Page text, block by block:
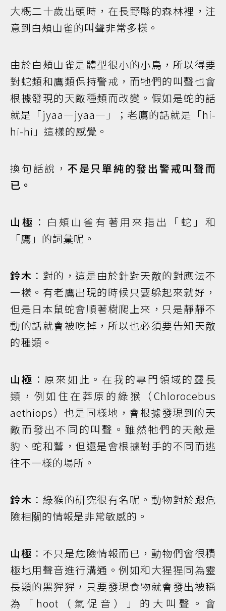
大概二十歲出頭時，在長野縣的森林裡，注
意到白頰山雀的叫聲非常多樣。
由於白頰山雀是體型很小的小鳥，所以得要
對蛇類和鷹類保持警戒，而牠們的叫聲也會
根據發現的天敵種類而改變。假如是蛇的話
就是「jyaa—jyaa—」；老鷹的話就是「hi-
hi-hi」這樣的感覺。
換句話說， 不是只單純的發出警戒叫聲而
已。
山極 ：白頰山雀有著用來指出「蛇」和
「鷹」的詞彙呢。
鈴木 ：對的，這是由於針對天敵的對應法不
一樣。有老鷹出現的時候只要躲起來就好，
但是日本鼠蛇會順著樹爬上來，只是靜靜不
動的話就會被吃掉，所以也必須要告知天敵
的種類。
山極 ：原來如此。在我的專門領域的靈長
類，例如住在莽原的綠猴（Chlorocebus
aethiops）也是同樣地，會根據發現到的天
敵而發出不同的叫聲。雖然牠們的天敵是
豹、蛇和鷲，但還是會根據對手的不同而逃
往不一樣的場所。
鈴木 ：綠猴的研究很有名呢。動物對於跟危
險相關的情報是非常敏感的。
山極 ：不只是危險情報而已，動物們會很積
極地用聲音進行溝通。例如和大猩猩同為靈
長類的黑猩猩，只要發現食物就會發出被稱
為「hoot（氣促音）」的大叫聲。會